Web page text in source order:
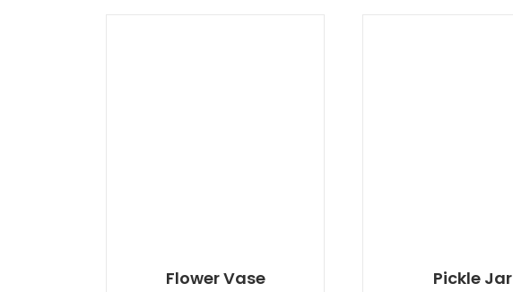
Flower Vase Pickle Jar